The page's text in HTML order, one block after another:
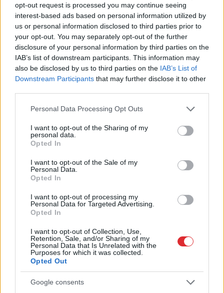
opt-out request is processed you may continue seeing
interest-based ads based on personal information utilized by
us or personal information disclosed to third parties prior to
your opt-out. You may separately opt-out of the further
disclosure of your personal information by third parties on the
IAB’s list of downstream participants. This information may
also be disclosed by us to third parties on the IAB’s List of
Downstream Participants that may further disclose it to other
Please note that this website/app uses one or more Google
not limited to your visit or usage behaviour. You may click to
grant or deny consent to Google and its third-party tags to
use your data for below specified purposes in below Google
consent section.
Personal Data Processing Opt Outs
I want to opt-out of the Sharing of my
personal data.
Opted In
I want to opt-out of the Sale of my
Personal Data.
Opted In
I want to opt-out of processing my
Personal Data for Targeted Advertising.
Opted In
I want to opt-out of Collection, Use,
Retention, Sale, and/or Sharing of my
Personal Data that Is Unrelated with the
Purposes for which it was collected.
Opted Out
Google consents
Piecēliesun aizgāji, vai
pastūmi krēslu kārtīgi
zem galda? Tas daudz
ko pasaka par tavu
raksturu
“Tasvēl no padomju
laikiem…” Šics uzskata,
ka policijā joprojām
pastāv savstarpēja
piesegšana
Dzer un tievē? Nosauktas 9
tējas, kas palīdzēs
atbrīvoties no liekā svara